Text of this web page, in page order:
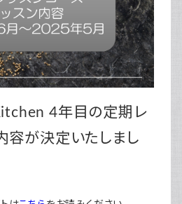
4年目の定期レ
容が決定いたしまし